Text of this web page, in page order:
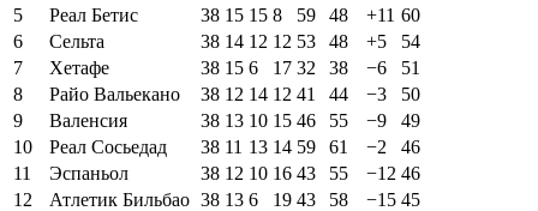
5
Реал Бетис 38 15 15 8 59 48 +11 60
6
Сельта 38 14 12 12 53 48 +5
54
7
Хетафе 38 15 6 17 32 38 −6
51
8
Райо Вальекано 38 12 14 12 41 44 −3
50
9
Валенсия 38 13 10 15 46 55 −9
49
10
Реал Сосьедад 38 11 13 14 59 61 −2
46
11
Эспаньол 38 12 10 16 43 55 −12 46
12
Атлетик Бильбао 38 13 6 19 43 58 −15 45